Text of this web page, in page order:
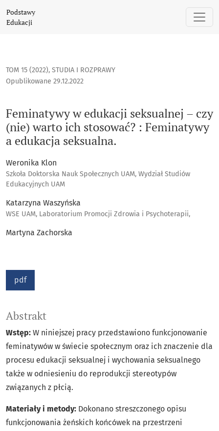
Feminatywy w edukacji seksualnej – czy (nie) warto ich
Podstawy
Edukacji
TOM 15 (2022), STUDIA I ROZPRAWY
Feminatywy w edukacji seksualnej – czy
(nie) warto ich stosować? : Feminatywy
a edukacja seksualna.
Opublikowane 29.12.2022
Weronika Klon
Szkoła Doktorska Nauk Społecznych UAM, Wydział Studiów
Edukacyjnych UAM
Katarzyna Waszyńska
WSE UAM, Laboratorium Promocji Zdrowia i Psychoterapii,
Martyna Zachorska
pdf
Abstrakt
Wstęp: W niniejszej pracy przedstawiono funkcjonowanie
feminatywów w świecie społecznym oraz ich znaczenie dla
procesu edukacji seksualnej i wychowania seksualnego
także w odniesieniu do reprodukcji stereotypów
związanych z płcią.
Materiały i metody: Dokonano streszczonego opisu
funkcjonowania żeńskich końcówek na przestrzeni